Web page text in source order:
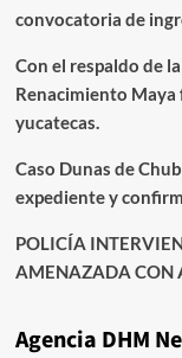
convocatoria de
Con el respaldo de
Renacimiento Maya
yucatecas.
Caso Dunas de
expediente y
POLICÍA
AMENAZADA CON
Agencia DHM